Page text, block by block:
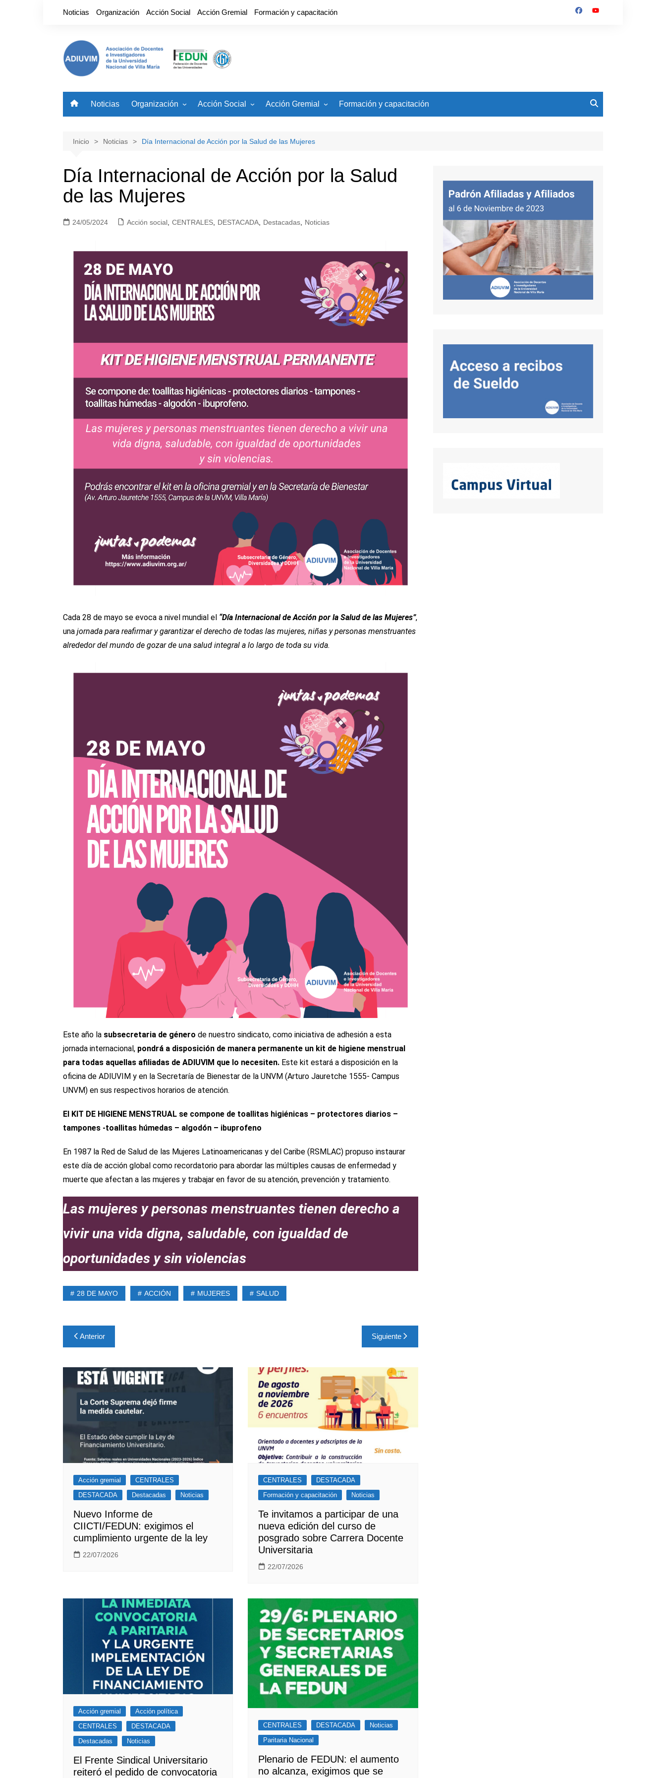
Noticias Organización Acción Social Acción Gremial Formación y capacitación
Noticias Organización
Autoridades
Acción Social
Novedades
Acción Gremial
Paritaria Local
Formación y capacitación
Inicio Noticias Día Internacional de Acción por la Salud de las Mujeres
Día Internacional de Acción por la Salud
de las Mujeres
24/05/2024 Acción social CENTRALES DESTACADA Destacadas Noticias
Cada 28 de mayo se evoca a nivel mundial el “Día Internacional de Acción por la Salud de las Mujeres”,
una jornada para reafirmar y garantizar el derecho de todas las mujeres, niñas y personas menstruantes
alrededor del mundo de gozar de una salud integral a lo largo de toda su vida.
Este año la subsecretaria de género de nuestro sindicato, como iniciativa de adhesión a esta
jornada internacional, pondrá a disposición de manera permanente un kit de higiene menstrual
para todas aquellas afiliadas de ADIUVIM que lo necesiten. Este kit estará a disposición en la
oficina de ADIUVIM y en la Secretaría de Bienestar de la UNVM (Arturo Jauretche 1555- Campus
UNVM) en sus respectivos horarios de atención.
El KIT DE HIGIENE MENSTRUAL se compone de toallitas higiénicas – protectores diarios –
tampones -toallitas húmedas – algodón – ibuprofeno
En 1987 la Red de Salud de las Mujeres Latinoamericanas y del Caribe (RSMLAC) propuso instaurar
este día de acción global como recordatorio para abordar las múltiples causas de enfermedad y
muerte que afectan a las mujeres y trabajar en favor de su atención, prevención y tratamiento.
Las mujeres y personas menstruantes tienen derecho a
vivir una vida digna, saludable, con igualdad de
oportunidades y sin violencias
28 DE MAYO ACCIÓN MUJERES SALUD
Navegación
de
entradas
Anterior Siguiente
Acción gremial
CENTRALES
DESTACADA
Destacadas Noticias
Nuevo Informe de
CIICTI/FEDUN: exigimos el
cumplimiento urgente de la ley
22/07/2026
CENTRALES
DESTACADA
Formación y capacitación
Noticias
Te invitamos a participar de una
nueva edición del curso de
posgrado sobre Carrera Docente
Universitaria
22/07/2026
Acción gremial
Acción política
CENTRALES
DESTACADA
Destacadas
Noticias
El Frente Sindical Universitario
reiteró el pedido de convocatoria
CENTRALES DESTACADA
Noticias
Paritaria Nacional
Plenario de FEDUN: el aumento
no alcanza, exigimos que se